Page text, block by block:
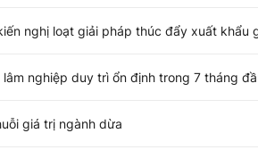
nghị loạt giải pháp thúc đẩy xuất khẩu
lâm nghiệp duy trì ổn định trong 7 tháng
giá trị ngành dừa